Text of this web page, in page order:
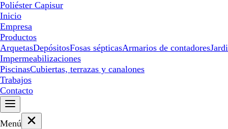
Poliéster Capisur
Inicio
Empresa
Productos
ArquetasDepósitosFosas sépticasArmarios de contadores
Impermeabilizaciones
PiscinasCubiertas, terrazas y canalones
Trabajos
Contacto
Menú